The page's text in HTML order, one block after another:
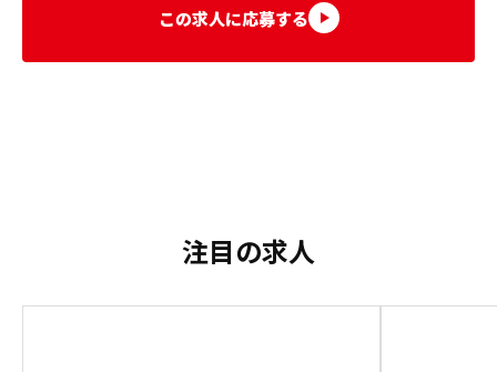
この求人に応募する
注目の求人